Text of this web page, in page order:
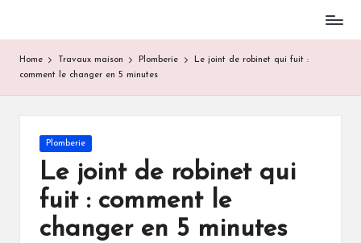
content
Home Travaux maison Plomberie
Le joint de robinet qui fuit :
comment le changer en 5 minutes
Posted
in
Plomberie
Le joint de robinet qui
fuit : comment le
changer en 5 minutes